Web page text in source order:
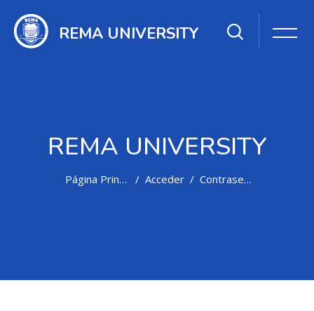
REMA UNIVERSITY
REMA UNIVERSITY
Página Principal Acceder Contraseña olvidada